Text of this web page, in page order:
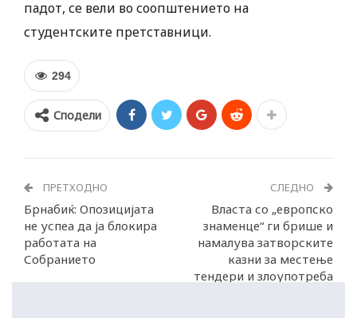
падот, се вели во соопштението на
студентските претставници.
294
Сподели
ПРЕТХОДНО
Брнабиќ: Опозицијата
не успеа да ја блокира
работата на
Собранието
СЛЕДНО
Власта со „европско
знаменце“ ги брише и
намалува затворските
казни за местење
тендери и злоупотреба